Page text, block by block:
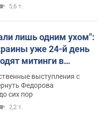
5,6 т.
лишь одним ухом":
уже 24-й день
митинги в
Фото и
выступления с
Федорова
сих пор
2,2 т.